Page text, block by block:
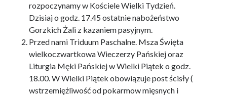
Św. Brat Albert
Pogrzeb
Sakramenty
Chrzest
Bierzmowanie
Eucharystia
rozpoczynamy w Kościele Wielki Tydzień.
Dzisiaj o godz. 17.45 ostatnie nabożeństwo
Gorzkich Żali z kazaniem pasyjnym.
Przed nami Triduum Paschalne. Msza Święta
wielkoczwartkowa Wieczerzy Pańskiej oraz
Liturgia Męki Pańskiej w Wielki Piątek o godz.
18.00. W Wielki Piątek obowiązuje post ścisły (
wstrzemiężliwość od pokarmow mięsnych i